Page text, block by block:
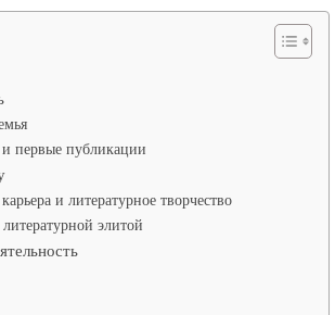
первые публикации
и литературное творчество
элитой